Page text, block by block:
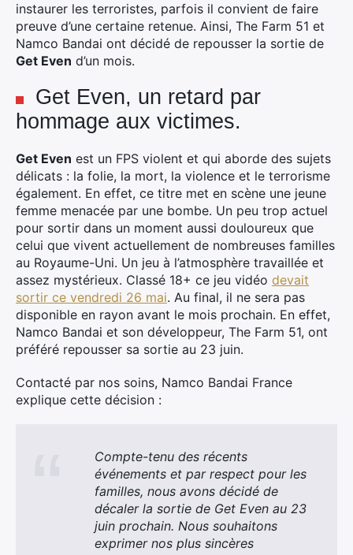
instaurer les terroristes, parfois il convient de faire
preuve d’une certaine retenue. Ainsi, The Farm 51 et
Namco Bandai ont décidé de repousser la sortie de
Get Even d’un mois.
Get Even, un retard par
hommage aux victimes.
Get Even est un FPS violent et qui aborde des sujets
délicats : la folie, la mort, la violence et le terrorisme
également. En effet, ce titre met en scène une jeune
femme menacée par une bombe. Un peu trop actuel
pour sortir dans un moment aussi douloureux que
celui que vivent actuellement de nombreuses familles
au Royaume-Uni. Un jeu à l’atmosphère travaillée et
assez mystérieux. Classé 18+ ce jeu vidéo devait
sortir ce vendredi 26 mai. Au final, il ne sera pas
disponible en rayon avant le mois prochain. En effet,
Namco Bandai et son développeur, The Farm 51, ont
préféré repousser sa sortie au 23 juin.
Contacté par nos soins, Namco Bandai France
explique cette décision :
Compte-tenu des récents
événements et par respect pour les
familles, nous avons décidé de
décaler la sortie de Get Even au 23
juin prochain. Nous souhaitons
exprimer nos plus sincères